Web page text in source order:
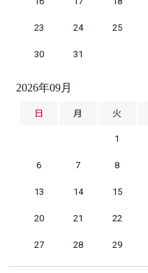
23 24 25
30 31
2026年09月
日 月 火
1
6 7 8
13 14 15
20 21 22
27 28 29